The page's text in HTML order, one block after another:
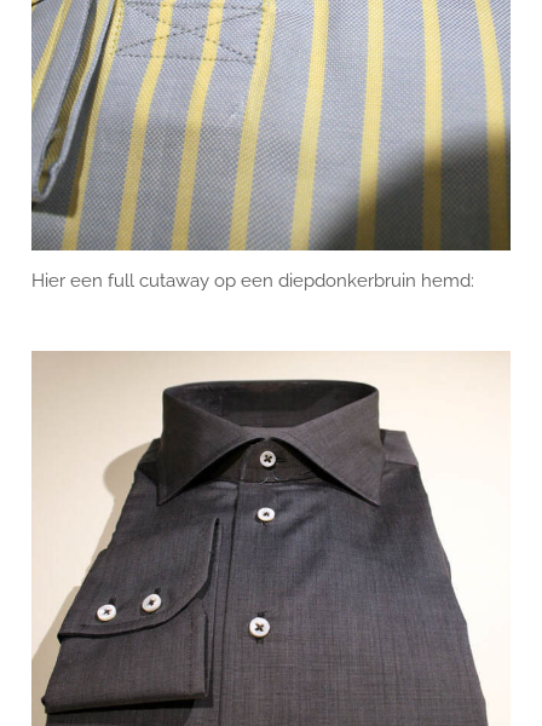
Hier een full cutaway op een diepdonkerbruin hemd: